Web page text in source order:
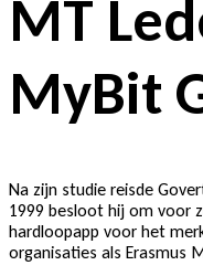
MT
MyBit
Na zijn studie reisde
1999 besloot hij om voor
hardloopapp voor het
organisaties als Erasmus